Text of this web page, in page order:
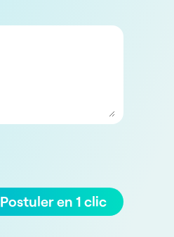
Postuler en 1 clic